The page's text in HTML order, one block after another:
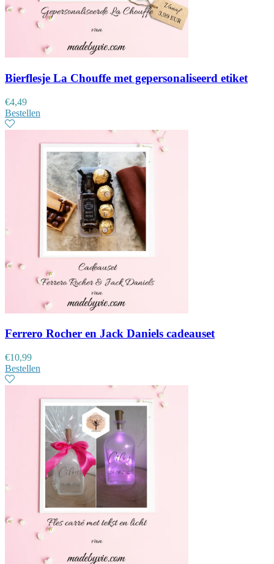
Bierflesje La Chouffe met gepersonaliseerd etiket
€4,49
Bestellen
Ferrero Rocher en Jack Daniels cadeauset
€10,99
Bestellen